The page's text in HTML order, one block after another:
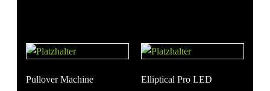
Pullover Machine Elliptical Pro LED